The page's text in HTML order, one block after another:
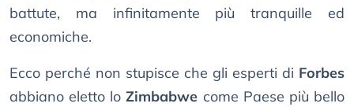
battute, ma infinitamente più tranquille ed
economiche.
Ecco perché non stupisce che gli esperti di Forbes
abbiano eletto loZimbabwe come Paese più bello